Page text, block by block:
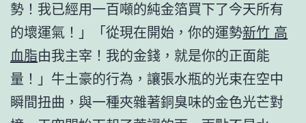
勢！我已經用一百噸的純金箔買下了今天所有
的壞運氣！」「從現在開始，你的運勢新竹 高
血脂由我主宰！我的金錢，就是你的正面能
量！」牛土豪的行為，讓張水瓶的光束在空中
瞬間扭曲，與一種夾雜著銅臭味的金色光芒對